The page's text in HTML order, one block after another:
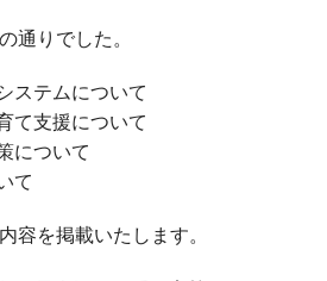
通りでした。
ステムについて
て支援について
について
て
容を掲載いたします。